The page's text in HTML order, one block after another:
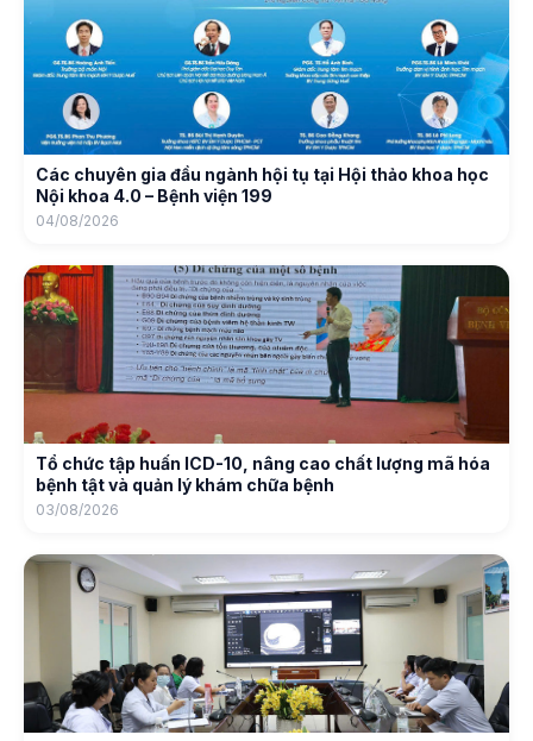
Các chuyên gia đầu ngành hội tụ tại Hội thảo khoa học
Nội khoa 4.0 – Bệnh viện 199
04/08/2026
Tổ chức tập huấn ICD-10, nâng cao chất lượng mã hóa
bệnh tật và quản lý khám chữa bệnh
03/08/2026